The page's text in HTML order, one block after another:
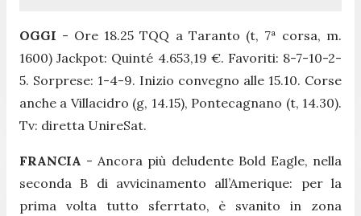
OGGI - Ore 18.25 TQQ a Taranto (t, 7ª corsa, m.
1600) Jackpot: Quinté 4.653,19 €. Favoriti: 8-7-10-2-
5. Sorprese: 1-4-9. Inizio convegno alle 15.10. Corse
anche a Villacidro (g, 14.15), Pontecagnano (t, 14.30).
Tv: diretta UnireSat.
FRANCIA - Ancora più deludente Bold Eagle, nella
seconda B di avvicinamento all’Amerique: per la
prima volta tutto sferrtato, è svanito in zona